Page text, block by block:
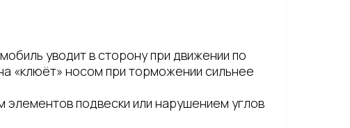
уводит в сторону при движении по
«клюёт» носом при торможении сильнее
элементов подвески или нарушением углов